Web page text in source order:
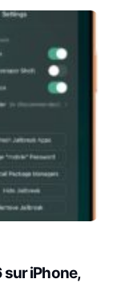
sur iPhone,